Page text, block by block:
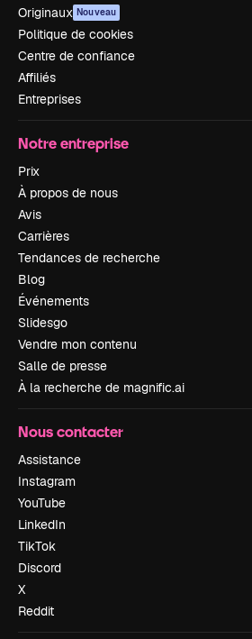
Originaux Nouveau
Politique de cookies
Centre de confiance
Affiliés
Entreprises
Notre entreprise
Prix
À propos de nous
Avis
Carrières
Tendances de recherche
Blog
Événements
Slidesgo
Vendre mon contenu
Salle de presse
À la recherche de magnific.ai
Nous contacter
Assistance
Instagram
YouTube
LinkedIn
TikTok
Discord
X
Reddit